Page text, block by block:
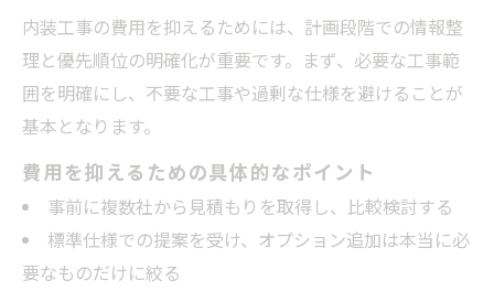
内装工事の費用を抑えるためには、計画段階での情報整
理と優先順位の明確化が重要です。まず、必要な工事範
囲を明確にし、不要な工事や過剰な仕様を避けることが
基本となります。
費用を抑えるための具体的なポイント
事前に複数社から見積もりを取得し、比較検討する
標準仕様での提案を受け、オプション追加は本当に必
要なものだけに絞る